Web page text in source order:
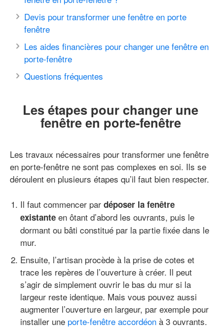
Devis pour transformer une fenêtre en porte
fenêtre
Les aides financières pour changer une fenêtre en
porte-fenêtre
Questions fréquentes
Les étapes pour changer une
fenêtre en porte-fenêtre
Les travaux nécessaires pour transformer une fenêtre
en porte-fenêtre ne sont pas complexes en soi. Ils se
déroulent en plusieurs étapes qu’il faut bien respecter.
Il faut commencer par déposer la fenêtre
existante en ôtant d’abord les ouvrants, puis le
dormant ou bâti constitué par la partie fixée dans le
mur.
Ensuite, l’artisan procède à la prise de cotes et
trace les repères de l’ouverture à créer. Il peut
s’agir de simplement ouvrir le bas du mur si la
largeur reste identique. Mais vous pouvez aussi
augmenter l’ouverture en largeur, par exemple pour
installer une porte-fenêtre accordéon à 3 ouvrants.